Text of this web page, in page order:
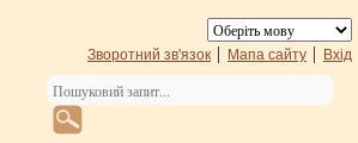
Зворотний зв'язок Мапа сайту Вхід